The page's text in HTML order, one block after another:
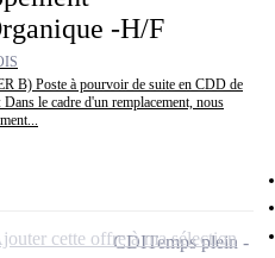
-H/F
B) Poste à pourvoir de suite en CDD de
le cadre d'un remplacement, nous
CDITemps plein
cette offre à ma sélection